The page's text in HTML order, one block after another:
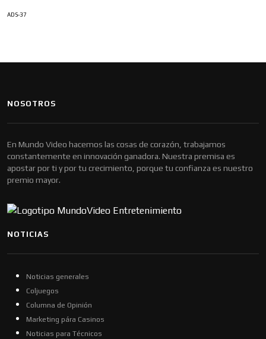
ADS-37
NOSOTROS
En Mundo Video hacemos las cosas de corazón, trabajamos
constantemente en innovación ganadora. Nuestra premisa es
apostar por ti y por tu crecimiento, porque tu confianza es nuestro
premio mayor.
NOTICIAS
Noticias generales
Coljuegos
Columna de Opinión
Marketing pára Casinos
Noticias para Técnicos